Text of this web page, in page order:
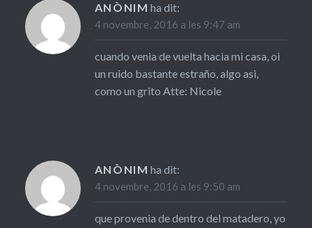
ANÒNIM ha dit:
4 novembre, 2016 a les 9:47 am
cuando venia de vuelta hacia mi casa, oi
un ruido bastante estraño, algo asi,
como un grito Atte: Nicole
ANÒNIM ha dit:
4 novembre, 2016 a les 9:50 am
que provenia de dentro del matadero, yo